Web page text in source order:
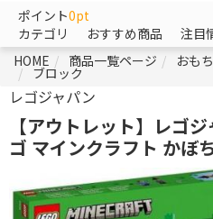
ポイント0pt
カテゴリ
おすすめ商品 注目
HOME
商品一覧ページ おも
ブロック
レゴジャパン
【アウトレット】レゴ
ゴ マインクラフト かぼ